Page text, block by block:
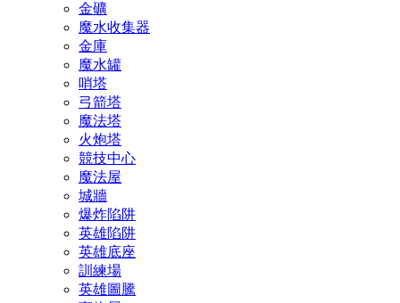
金礦
魔水收集器
金庫
魔水罐
哨塔
弓箭塔
魔法塔
火炮塔
競技中心
魔法屋
城牆
爆炸陷阱
英雄陷阱
英雄底座
訓練場
英雄圖騰